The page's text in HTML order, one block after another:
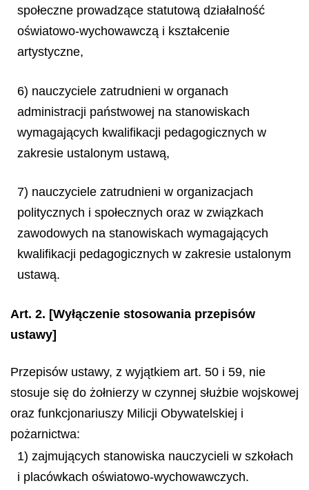
społeczne prowadzące statutową działalność
oświatowo-wychowawczą i kształcenie
artystyczne,
6) nauczyciele zatrudnieni w organach
administracji państwowej na stanowiskach
wymagających kwalifikacji pedagogicznych w
zakresie ustalonym ustawą,
7) nauczyciele zatrudnieni w organizacjach
politycznych i społecznych oraz w związkach
zawodowych na stanowiskach wymagających
kwalifikacji pedagogicznych w zakresie ustalonym
ustawą.
Art. 2. [Wyłączenie stosowania przepisów
ustawy]
Przepisów ustawy, z wyjątkiem art. 50 i 59, nie
stosuje się do żołnierzy w czynnej służbie wojskowej
oraz funkcjonariuszy Milicji Obywatelskiej i
pożarnictwa:
1) zajmujących stanowiska nauczycieli w szkołach
i placówkach oświatowo-wychowawczych.